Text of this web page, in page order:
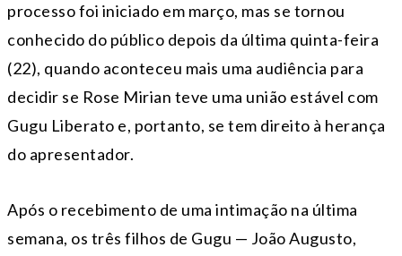
processo foi iniciado em março, mas se tornou
conhecido do público depois da última quinta-feira
(22), quando aconteceu mais uma audiência para
decidir se Rose Mirian teve uma união estável com
Gugu Liberato e, portanto, se tem direito à herança
do apresentador.
Após o recebimento de uma intimação na última
semana, os três filhos de Gugu — João Augusto,